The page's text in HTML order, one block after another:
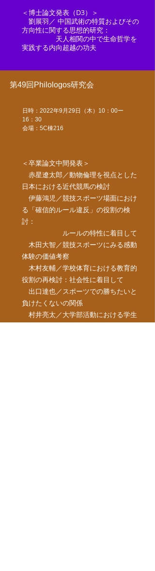
＜博士論文発表（D3）＞
劉展羽／ 中国武術の特質およびその
方向性に関する思想的研究：
天人相関の中で生命哲学を
実践する内向超越の功夫​
第49回Philologos研究会
日時：2022年9月29日（木）10：00ー
16：30
​​会場：5C棟216
＜卒業論文中間発表＞
赤星遼太郎／動物倫理を視点とした
日本における近代競馬の検討
伊藤鴻児／競技スポーツ場面におけ
る「確信的ルール違反」の役割の検
討：
ルールの特性に着目して
木田大智／競技スポーツにみる感動
体験の価値考察
木村友輔／学校体育における教育的
役割の再検討：社会性に着目して
出口達也／スポーツでの勝ちたいと
負けたくないの関係
村井亮太／大学部活動における学生